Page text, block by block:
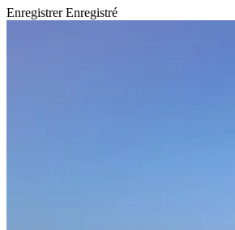
EnregistrerEnregistré